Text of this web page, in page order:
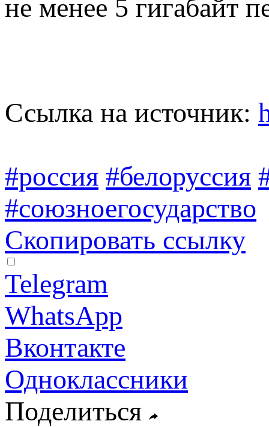
не менее 5 гигабайт
Ссылка на источник:
#россия #белоруссия
#союзноегосударство
Скопировать ссылку
Telegram
WhatsApp
Вконтакте
Одноклассники
Поделиться